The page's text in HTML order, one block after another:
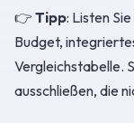
👉 Tipp: Listen
Budget,
Vergleichstabelle.
ausschließen, die